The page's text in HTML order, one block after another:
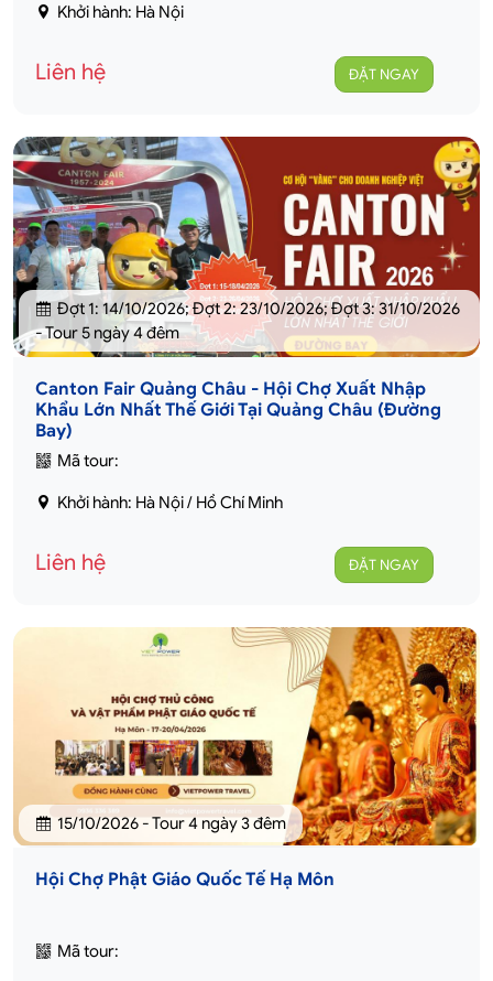
Khởi hành: Hà Nội
Liên hệ ĐẶT NGAY
Đợt 1: 14/10/2026; Đợt 2: 23/10/2026; Đợt 3: 31/10/2026
- Tour 5 ngày 4 đêm
Canton Fair Quảng Châu - Hội Chợ Xuất Nhập
Khẩu Lớn Nhất Thế Giới Tại Quảng Châu (Đường
Bay)
Mã tour:
Khởi hành: Hà Nội / Hồ Chí Minh
Liên hệ ĐẶT NGAY
15/10/2026 - Tour 4 ngày 3 đêm
Hội Chợ Phật Giáo Quốc Tế Hạ Môn
Mã tour: